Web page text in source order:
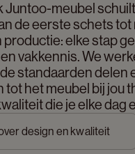
Juntoo-meubel
de eerste schets tot
productie: elke stap
vakkennis. We
standaarden delen
tot het meubel bij jou
die je elke dag
design en kwaliteit